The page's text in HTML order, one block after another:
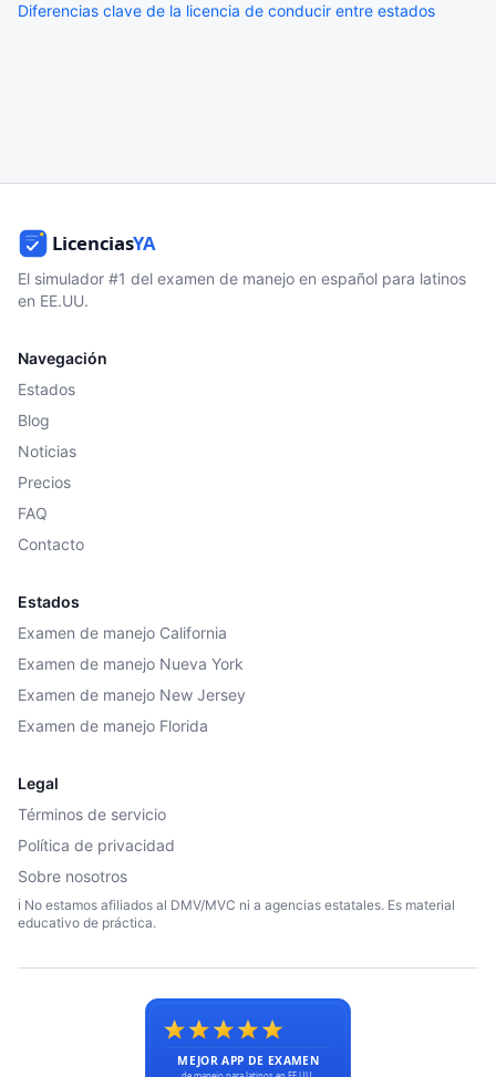
Diferencias clave de la licencia de conducir entre estados
El simulador #1 del examen de manejo en español para latinos
en EE.UU.
Navegación
Estados
Blog
Noticias
Precios
FAQ
Contacto
Estados
Examen de manejo California
Examen de manejo Nueva York
Examen de manejo New Jersey
Examen de manejo Florida
Legal
Términos de servicio
Política de privacidad
Sobre nosotros
ℹ️ No estamos afiliados al DMV/MVC ni a agencias estatales. Es material
educativo de práctica.